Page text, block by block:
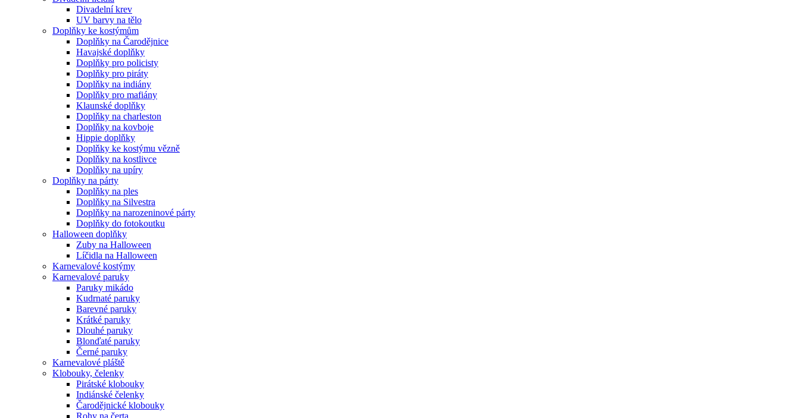
Divadelní krev
UV barvy na tělo
Doplňky ke kostýmům
Doplňky na Čarodějnice
Havajské doplňky
Doplňky pro policisty
Doplňky pro piráty
Doplňky na indiány
Doplňky pro mafiány
Klaunské doplňky
Doplňky na charleston
Doplňky na kovboje
Hippie doplňky
Doplňky ke kostýmu vězně
Doplňky na kostlivce
Doplňky na upíry
Doplňky na párty
Doplňky na ples
Doplňky na Silvestra
Doplňky na narozeninové párty
Doplňky do fotokoutku
Halloween doplňky
Zuby na Halloween
Líčidla na Halloween
Karnevalové kostýmy
Karnevalové paruky
Paruky mikádo
Kudrnaté paruky
Barevné paruky
Krátké paruky
Dlouhé paruky
Blonďaté paruky
Černé paruky
Karnevalové pláště
Klobouky, čelenky
Pirátské klobouky
Indiánské čelenky
Čarodějnické klobouky
Rohy na čerta